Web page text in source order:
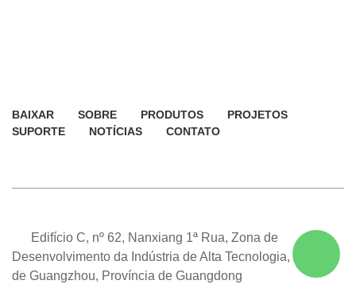
BAIXAR SOBRE PRODUTOS
PROJETOS
SUPORTE
NOTÍCIAS CONTATO
Edifício C, nº 62, Nanxiang 1ª Rua, Zona de
Desenvolvimento da Indústria de Alta Tecnologia, Cidade
de Guangzhou, Província de Guangdong